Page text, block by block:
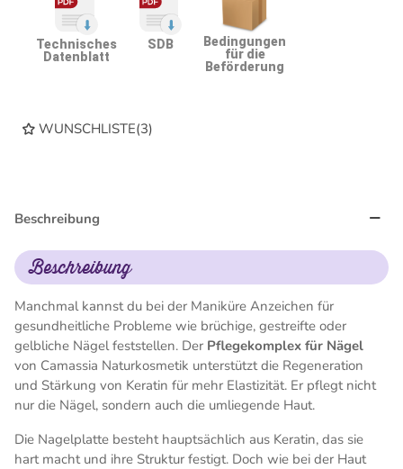
Technisches
Datenblatt
SDB
Bedingungen
für die
Beförderung
WUNSCHLISTE(3)
Beschreibung
Beschreibung
Manchmal kannst du bei der Maniküre Anzeichen für
gesundheitliche Probleme wie brüchige, gestreifte oder
gelbliche Nägel feststellen. Der Pflegekomplex für Nägel
von Camassia Naturkosmetik unterstützt die Regeneration
und Stärkung von Keratin für mehr Elastizität. Er pflegt nicht
nur die Nägel, sondern auch die umliegende Haut.
Die Nagelplatte besteht hauptsächlich aus Keratin, das sie
hart macht und ihre Struktur festigt. Doch wie bei der Haut